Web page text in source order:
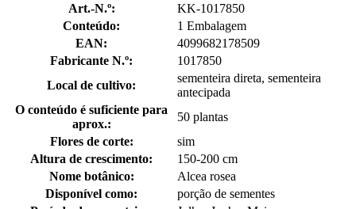
Art.-N.º:
KK-1017850
Conteúdo:
1 Embalagem
EAN:
4099682178509
Fabricante N.º:
1017850
Local de cultivo:
sementeira direta, sementeira
antecipada
O conteúdo é suficiente para
aprox.:
50 plantas
Flores de corte:
sim
Altura de crescimento:
150-200 cm
Nome botânico:
Alcea rosea
Disponível como:
porção de sementes